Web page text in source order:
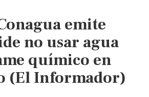
emite
no usar agua
químico en
(El Informador)